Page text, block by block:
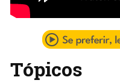
Tópicos